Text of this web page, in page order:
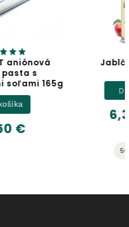
Jablčný ocot
Detail